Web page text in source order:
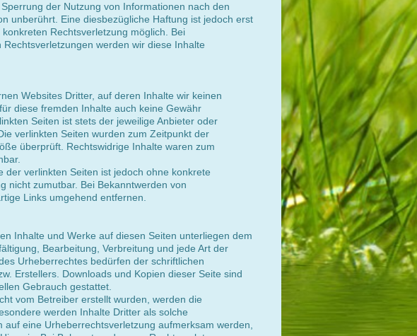
der Nutzung von Informationen nach den
unberührt. Eine diesbezügliche Haftung ist jedoch erst
Rechtsverletzung möglich. Bei
werden wir diese Inhalte
Websites Dritter, auf deren Inhalte wir keinen
diese fremden Inhalte auch keine Gewähr
Seiten ist stets der jeweilige Anbieter oder
verlinkten Seiten wurden zum Zeitpunkt der
überprüft. Rechtswidrige Inhalte waren zum
der verlinkten Seiten ist jedoch ohne konkrete
nicht zumutbar. Bei Bekanntwerden von
Links umgehend entfernen.
Inhalte und Werke auf diesen Seiten unterliegen dem
Bearbeitung, Verbreitung und jede Art der
Urheberrechtes bedürfen der schriftlichen
Erstellers. Downloads und Kopien dieser Seite sind
Gebrauch gestattet.
vom Betreiber erstellt wurden, werden die
werden Inhalte Dritter als solche
eine Urheberrechtsverletzung aufmerksam werden,